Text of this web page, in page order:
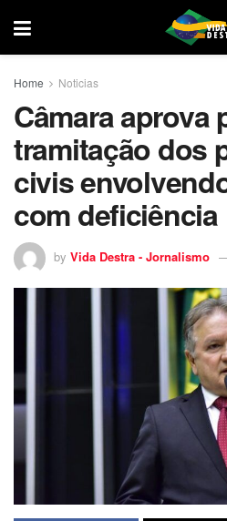
Home Noticias
Câmara aprova
tramitação dos
civis
com deficiência
by Vida Destra - Jornalismo